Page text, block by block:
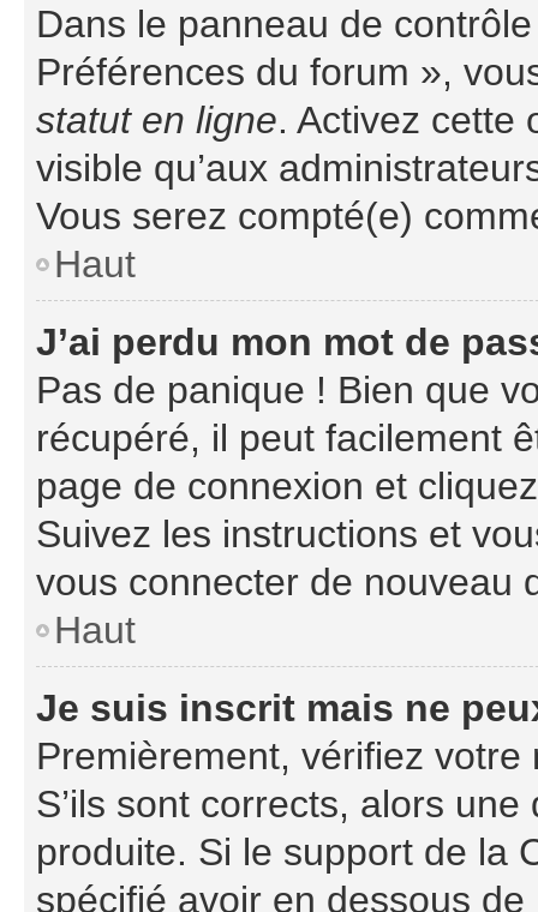
Dans le panneau de
Préférences du forum »,
statut en ligne. Activez cette
visible qu’aux
Vous serez compté(e)
Haut
J’ai perdu mon mot de
Pas de panique ! Bien que
récupéré, il peut facilement
page de connexion et
Suivez les instructions et
vous connecter de nouveau
Haut
Je suis inscrit mais ne
Premièrement, vérifiez votre
S’ils sont corrects, alors
produite. Si le support de la
spécifié avoir en dessous